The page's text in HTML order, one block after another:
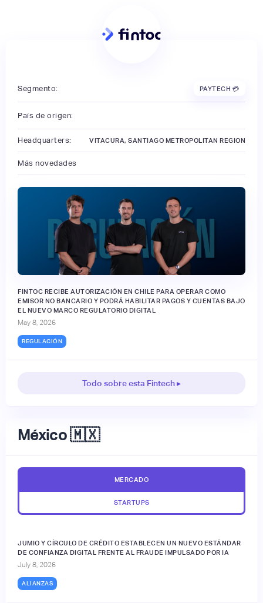
Segmento: PAYTECH 💳
País de origen:
Headquarters: VITACURA, SANTIAGO METROPOLITAN REGION
Más novedades
FINTOC RECIBE AUTORIZACIÓN EN CHILE PARA OPERAR COMO
EMISOR NO BANCARIO Y PODRÁ HABILITAR PAGOS Y CUENTAS BAJO
EL NUEVO MARCO REGULATORIO DIGITAL
May 8, 2026
REGULACIÓN
Todo sobre esta Fintech ▸
México 🇲🇽
MERCADO
STARTUPS
JUMIO Y CÍRCULO DE CRÉDITO ESTABLECEN UN NUEVO ESTÁNDAR
DE CONFIANZA DIGITAL FRENTE AL FRAUDE IMPULSADO POR IA
July 8, 2026
ALIANZAS